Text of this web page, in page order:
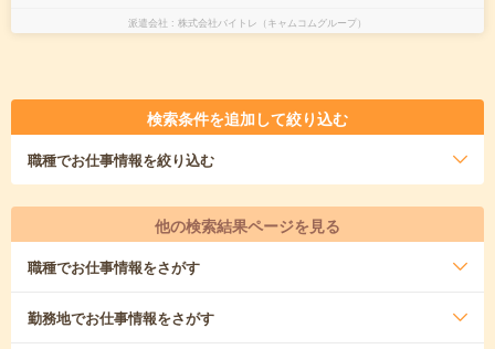
派遣会社 株式会社バイトレ（キャムコムグループ）
検索条件を追加して絞り込む
職種でお仕事情報を絞り込む
他の検索結果ページを見る
職種でお仕事情報をさがす
勤務地でお仕事情報をさがす